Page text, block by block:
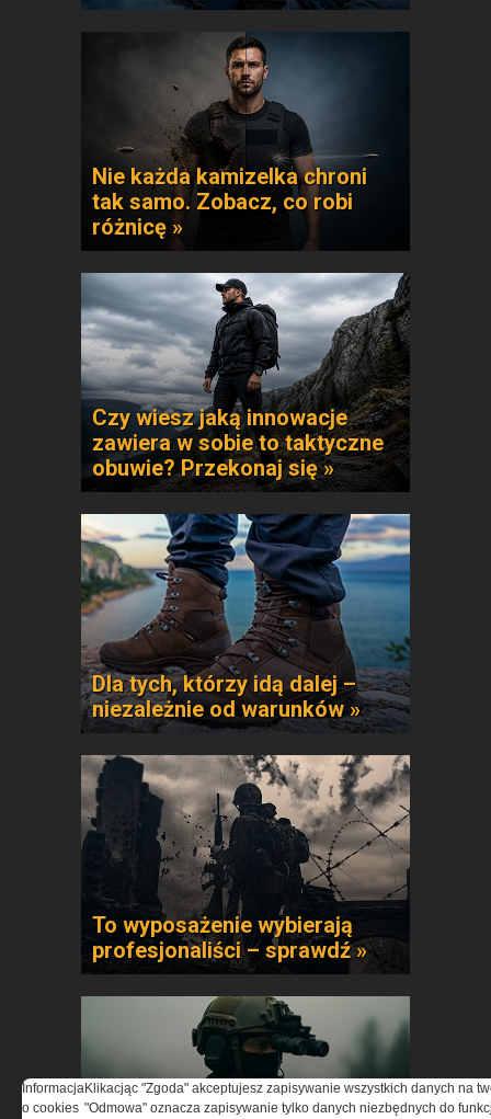
Nie każda kamizelka chroni
tak samo. Zobacz, co robi
różnicę »
Czy wiesz jaką innowacje
zawiera w sobie to taktyczne
obuwie? Przekonaj się »
Dla tych, którzy idą dalej –
niezależnie od warunków »
To wyposażenie wybierają
profesjonaliści – sprawdź »
Informacja
o cookies
Klikacjąc "Zgoda" akceptujesz zapisywanie wszystkich danych na
"Odmowa" oznacza zapisywanie tylko danych niezbędnych do